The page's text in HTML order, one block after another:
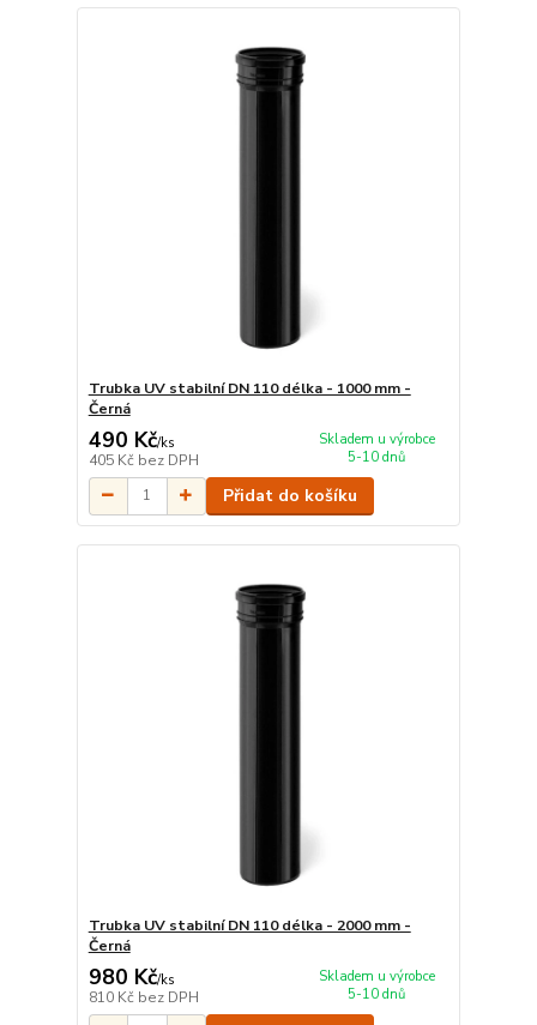
Trubka UV stabilní DN 110 délka - 1000 mm -
Černá
490 Kč/ks
405 Kč bez DPH
Skladem u výrobce
5-10 dnů
Přidat do košíku
Trubka UV stabilní DN 110 délka - 2000 mm -
Černá
980 Kč/ks
810 Kč bez DPH
Skladem u výrobce
5-10 dnů